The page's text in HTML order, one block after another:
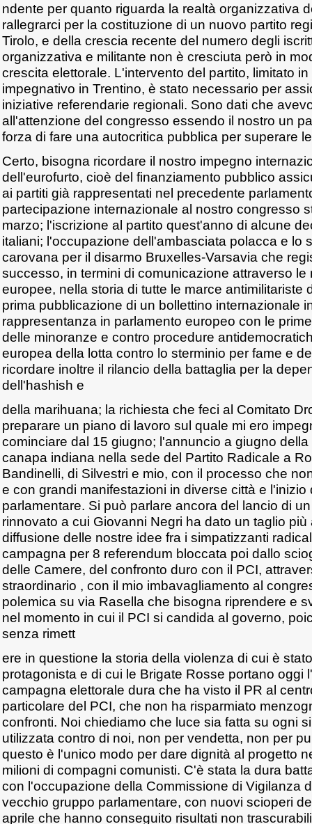
ndente per quanto riguarda la realtà organizzativa
rallegrarci per la costituzione di un nuovo partito
Tirolo, e della crescia recente del numero degli
organizzativa e militante non è cresciuta però in
crescita elettorale. L'intervento del partito, limitato
impegnativo in Trentino, è stato necessario per
iniziative referendarie regionali. Sono dati che
all'attenzione del congresso essendo il nostro un
forza di fare una autocritica pubblica per superare
Certo, bisogna ricordare il nostro impegno
dell'eurofurto, cioè del finanziamento pubblico
ai partiti già rappresentati nel precedente
partecipazione internazionale al nostro congresso
marzo; l'iscrizione al partito quest'anno di alcune
italiani; l'occupazione dell'ambasciata polacca e lo
carovana per il disarmo Bruxelles-Varsavia che
successo, in termini di comunicazione attraverso le
europee, nella storia di tutte le marce antimilitariste
prima pubblicazione di un bollettino internazionale
rappresentanza in parlamento europeo con le
delle minoranze e contro procedure
europea della lotta contro lo sterminio per fame e
ricordare inoltre il rilancio della battaglia per la
dell'hashish e
della marihuana; la richiesta che feci al Comitato
preparare un piano di lavoro sul quale mi ero
cominciare dal 15 giugno; l'annuncio a giugno
canapa indiana nella sede del Partito Radicale a
Bandinelli, di Silvestri e mio, con il processo che
e con grandi manifestazioni in diverse città e l'inizio
parlamentare. Si può parlare ancora del lancio di
rinnovato a cui Giovanni Negri ha dato un taglio
diffusione delle nostre idee fra i simpatizzanti
campagna per 8 referendum bloccata poi dallo
delle Camere, del confronto duro con il PCI,
straordinario , con il mio imbavagliamento al
polemica su via Rasella che bisogna riprendere e
nel momento in cui il PCI si candida al governo,
senza rimett
ere in questione la storia della violenza di cui è
protagonista e di cui le Brigate Rosse portano oggi
campagna elettorale dura che ha visto il PR al
particolare del PCI, che non ha risparmiato
confronti. Noi chiediamo che luce sia fatta su ogni
utilizzata contro di noi, non per vendetta, non per
questo è l'unico modo per dare dignità al progetto
milioni di compagni comunisti. C'è stata la dura
con l'occupazione della Commissione di Vigilanza
vecchio gruppo parlamentare, con nuovi scioperi
aprile che hanno conseguito risultati non